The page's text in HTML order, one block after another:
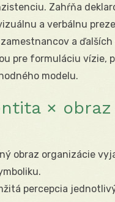
Zahŕňa
a verbálnu
a ďalších
pre formuláciu vízie,
modelu.
× obraz
obraz organizácie
percepcia